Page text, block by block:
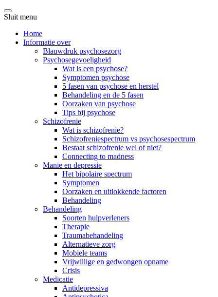
Sluit menu
Home
Informatie over
Blauwdruk psychosezorg
Psychosegevoeligheid
Wat is een psychose?
Symptomen psychose
5 fasen van psychose en herstel
Behandeling en de 5 fasen
Oorzaken van psychose
Tips bij psychose
Schizofrenie
Wat is schizofrenie?
Schizofreniespectrum vs psychosespectrum
Bestaat schizofrenie wel of niet?
Connecting to madness
Manie en depressie
Het bipolaire spectrum
Symptomen
Oorzaken en uitlokkende factoren
Behandeling
Behandeling
Soorten hulpverleners
Therapie
Traumabehandeling
Alternatieve zorg
Mobiele teams
Vrijwillige en gedwongen opname
Crisis
Medicatie
Antidepressiva